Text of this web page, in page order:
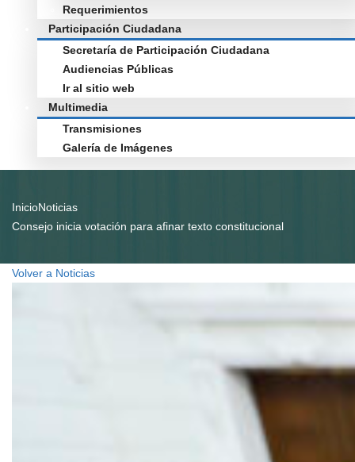
Requerimientos
Participación Ciudadana
Secretaría de Participación Ciudadana
Audiencias Públicas
Ir al sitio web
Multimedia
Transmisiones
Galería de Imágenes
InicioNoticias
Consejo inicia votación para afinar texto constitucional
Volver a Noticias